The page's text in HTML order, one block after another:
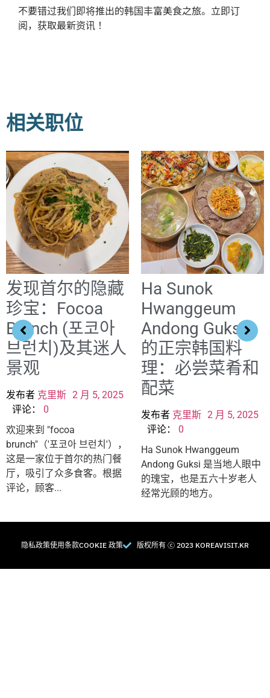
不要错过我们即将推出的韩国丰富美食之旅。立即订
阅，获取最新资讯！
相关职位
发现首尔的隐藏
珍宝：Focoa
Brunch (포코아
브런치)及其迷人
景观
发布者 克里斯 2 月 5, 2025
评论： 0
欢迎来到 "focoa
brunch"（'포코아 브런치'），
这是一家位于首尔的热门餐
厅，吸引了众多食客。根据
评论，顾客...
Ha Sunok
Hwanggeum
Andong Guksi
的正宗韩国料
理：必尝菜肴和
配菜
发布者 克里斯 2 月 5, 2025
评论： 0
Ha Sunok Hwanggeum
Andong Guksi 是当地人眼中
的瑰宝，也是五六十岁老人
经常光顾的地方。
隐私政策使用条款COOKIE 政策 版权所有 Ⓒ 2023 KOREAVISIT.KR